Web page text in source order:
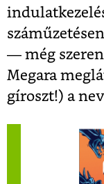
— még
Megara
gíroszt!) a